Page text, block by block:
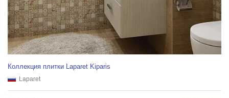
Коллекция плитки Laparet Kiparis
Laparet